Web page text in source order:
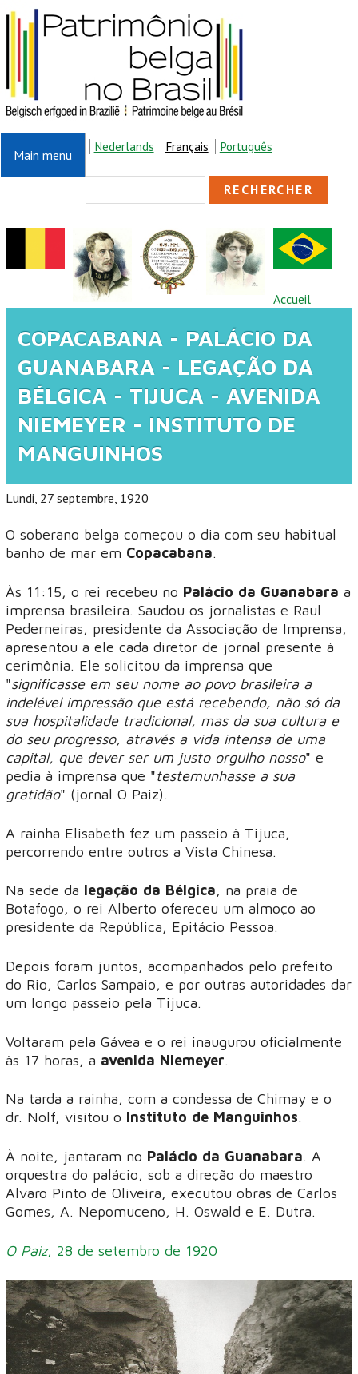
Aller au contenu principal
Main menu
Nederlands Français Português
FORMULAIRE DE
RECHERCHE
VOUS ÊTES ICI Accueil
COPACABANA - PALÁCIO DA
GUANABARA - LEGAÇÃO DA
BÉLGICA - TIJUCA - AVENIDA
NIEMEYER - INSTITUTO DE
MANGUINHOS
Lundi, 27 septembre, 1920
O soberano belga começou o dia com seu habitual
banho de mar em Copacabana.
Às 11:15, o rei recebeu no Palácio da Guanabara a
imprensa brasileira. Saudou os jornalistas e Raul
Pederneiras, presidente da Associação de Imprensa,
apresentou a ele cada diretor de jornal presente à
cerimônia. Ele solicitou da imprensa que
"significasse em seu nome ao povo brasileira a
indelével impressão que está recebendo, não só da
sua hospitalidade tradicional, mas da sua cultura e
do seu progresso, através a vida intensa de uma
capital, que dever ser um justo orgulho nosso" e
pedia à imprensa que "testemunhasse a sua
gratidão" (jornal O Paiz).
A rainha Elisabeth fez um passeio à Tijuca,
percorrendo entre outros a Vista Chinesa.
Na sede da legação da Bélgica, na praia de
Botafogo, o rei Alberto ofereceu um almoço ao
presidente da República, Epitácio Pessoa.
Depois foram juntos, acompanhados pelo prefeito
do Rio, Carlos Sampaio, e por outras autoridades dar
um longo passeio pela Tijuca.
Voltaram pela Gávea e o rei inaugurou oficialmente
às 17 horas, a avenida Niemeyer.
Na tarda a rainha, com a condessa de Chimay e o
dr. Nolf, visitou o Instituto de Manguinhos.
À noite, jantaram no Palácio da Guanabara. A
orquestra do palácio, sob a direção do maestro
Alvaro Pinto de Oliveira, executou obras de Carlos
Gomes, A. Nepomuceno, H. Oswald e E. Dutra.
O Paiz, 28 de setembro de 1920